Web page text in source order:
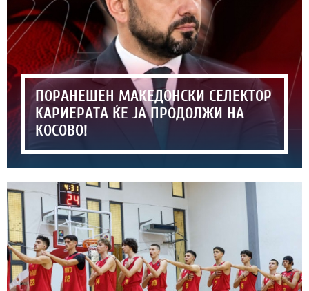
ПОРАНЕШЕН МАКЕДОНСКИ СЕЛЕКТОР
КАРИЕРАТА ЌЕ ЈА ПРОДОЛЖИ НА
КОСОВО!